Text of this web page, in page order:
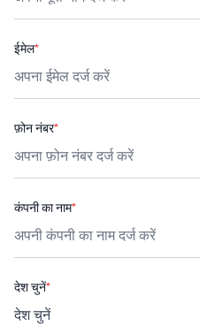
ईमेल*
फ़ोन नंबर*
कंपनी का नाम*
देश चुनें*